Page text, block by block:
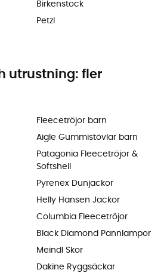
Birkenstock
Petzl
utrustning: fler
Fleecetröjor barn
Aigle Gummistövlar barn
Patagonia Fleecetröjor &
Softshell
Pyrenex Dunjackor
Helly Hansen Jackor
Columbia Fleecetröjor
Black Diamond Pannlampor
Meindl Skor
Dakine Ryggsäckar